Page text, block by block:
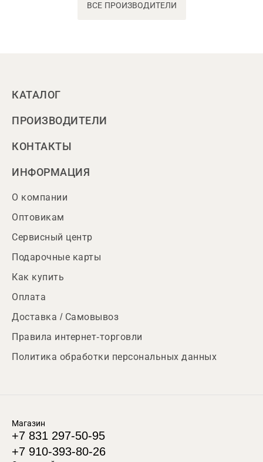
ВСЕ ПРОИЗВОДИТЕЛИ
КАТАЛОГ
ПРОИЗВОДИТЕЛИ
КОНТАКТЫ
ИНФОРМАЦИЯ
О компании
Оптовикам
Сервисный центр
Подарочные карты
Как купить
Оплата
Доставка / Самовывоз
Правила интернет-торговли
Политика обработки персональных данных
Магазин
+7 831 297-50-95
+7 910-393-80-26